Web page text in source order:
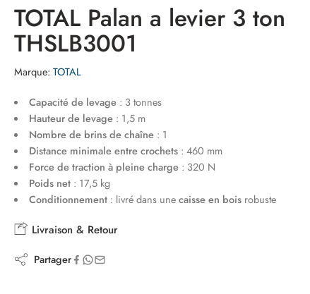
TOTAL Palan a levier 3 ton
THSLB3001
Marque: TOTAL
Capacité de levage: 3 tonnes
Hauteur de levage: 1,5 m
Nombre de brins de chaîne: 1
Distance minimale entre crochets: 460 mm
Force de traction à pleine charge: 320 N
Poids net: 17,5 kg
Conditionnement: livré dans unecaisse en boisrobuste
Livraison & Retour
Partager